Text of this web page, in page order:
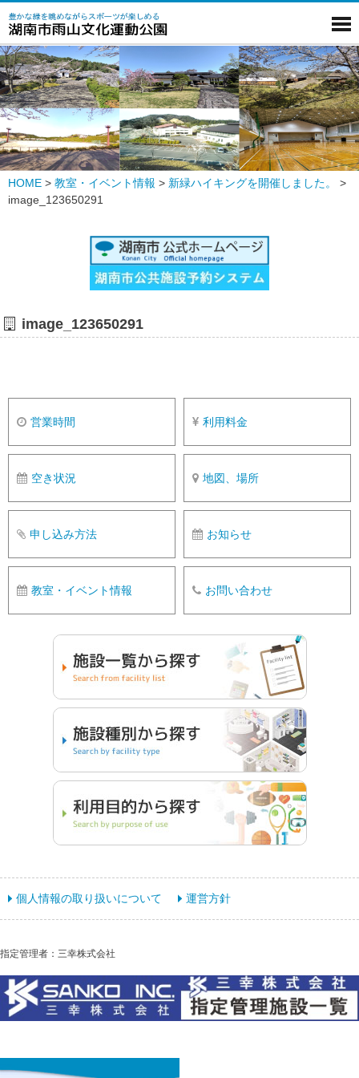
HOME > 教室・イベント情報 > 新緑ハイキングを開催しました。
>
image_123650291
image_123650291
営業時間 利用料金
空き状況 地図、場所
申し込み方法 お知らせ
教室・イベント情報 お問い合わせ
個人情報の取り扱いについて 運営方針
指定管理者：三幸株式会社